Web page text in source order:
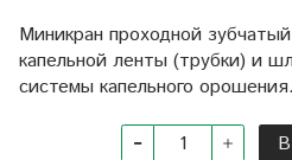
Миникран проходной
капельной ленты (трубки) и
системы капельного орошения.